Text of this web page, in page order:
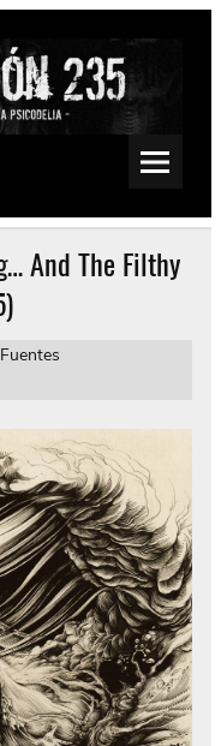
Fuzz, Space, Drone
And The Filthy